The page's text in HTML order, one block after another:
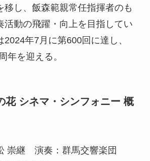
移し、飯森範親常任指揮者のも
活動の飛躍・向上を目指してい
年7月に第600回に達し、
年を迎える。
花 シネマ・シンフォニー 概
崇継 演奏：群馬交響楽団